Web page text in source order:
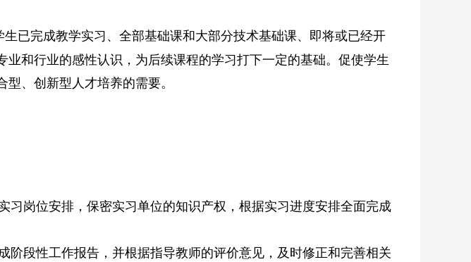
已完成教学实习、全部基础课和大部分技术基础课、即将或已经开
和行业的感性认识，为后续课程的学习打下一定的基础。促使学生
、创新型人才培养的需要。
岗位安排，保密实习单位的知识产权，根据实习进度安排全面完成
段性工作报告，并根据指导教师的评价意见，及时修正和完善相关